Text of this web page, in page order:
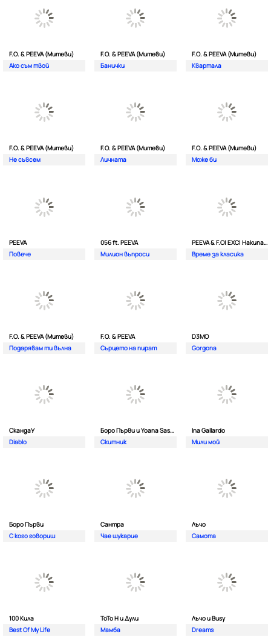
F.O. & PEEVA (Митеви)
Ако съм твой
F.O. & PEEVA (Митеви)
Банички
F.O. & PEEVA (Митеви)
Квартала
F.O. & PEEVA (Митеви)
Не съвсем
F.O. & PEEVA (Митеви)
Личната
F.O. & PEEVA (Митеви)
Мoже би
PEEVA
Повече
056 ft. PEEVA
Милион въпроси
PEEVA & F.O| EXC| Hakunata ft. Tri'o Quatro
Време за класика
F.O. & PEEVA (Митеви)
Подарявам ти вълна
F.O. & PEEVA
Сърцето на пират
D3MO
Gorgona
СкандаУ
Diablo
Боро Първи и Yoana Sashova
Скитник
Ina Gallardo
Мили мой
Боро Първи
С кого говориш
Сантра
Чае шукарие
Лъчо
Самота
100 Кила
Best Of My Life
ToTo H и Дули
Мамба
Лъчо и Busy
Dreams